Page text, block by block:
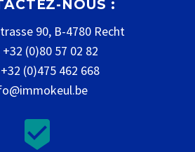
NOUS :
90, B-4780 Recht
+32 (0)80 57 02 82
(0)475 462 668

